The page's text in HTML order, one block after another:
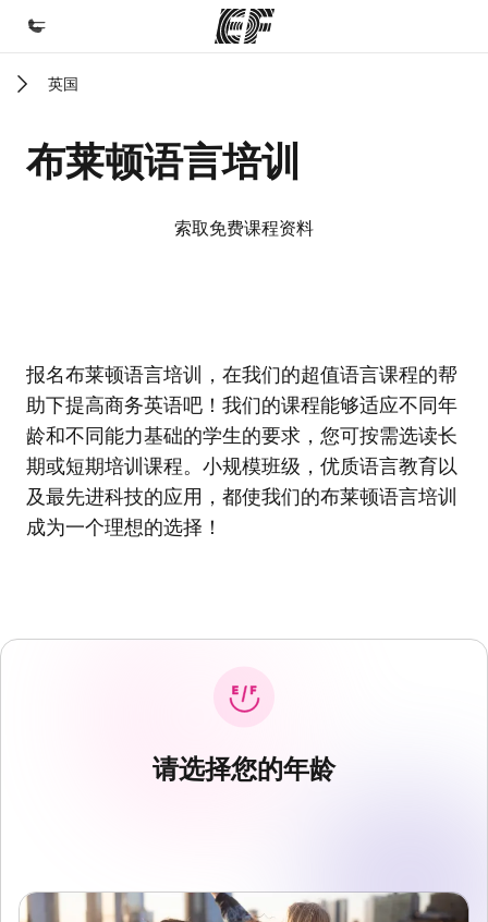
欢迎来到英孚教育
课程
企业文化
职业发展
加入我们
英国
布莱顿语言培训
索取免费课程资料
报名布莱顿语言培训，在我们的超值语言课程的帮
助下提高商务英语吧！我们的课程能够适应不同年
龄和不同能力基础的学生的要求，您可按需选读长
期或短期培训课程。小规模班级，优质语言教育以
及最先进科技的应用，都使我们的布莱顿语言培训
成为一个理想的选择！
请选择您的年龄